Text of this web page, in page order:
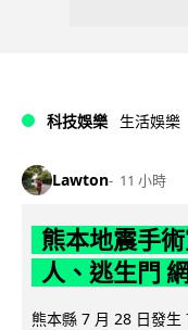
科技娛樂 生活娛樂
Lawton 11 小時
熊本地震手
人、逃生門
熊本縣 7 月 28 日發